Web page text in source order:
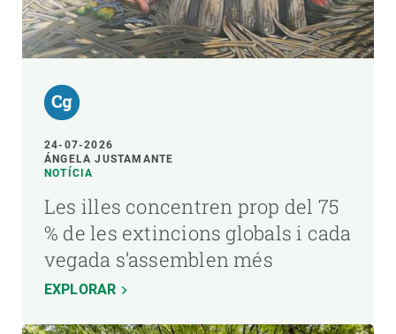
24-07-2026
ÁNGELA JUSTAMANTE
NOTÍCIA
Les illes concentren prop del 75
% de les extincions globals i cada
vegada s’assemblen més
EXPLORAR